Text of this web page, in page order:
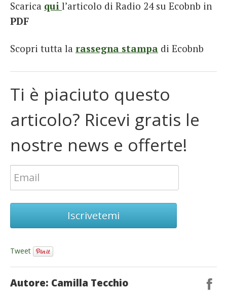
Scarica qui l’articolo di Radio 24 su Ecobnb in
PDF
Scopri tutta la rassegna stampa di Ecobnb
Ti è piaciuto questo
articolo? Ricevi gratis le
nostre news e offerte!
Iscrivetemi
Tweet
Autore: Camilla Tecchio